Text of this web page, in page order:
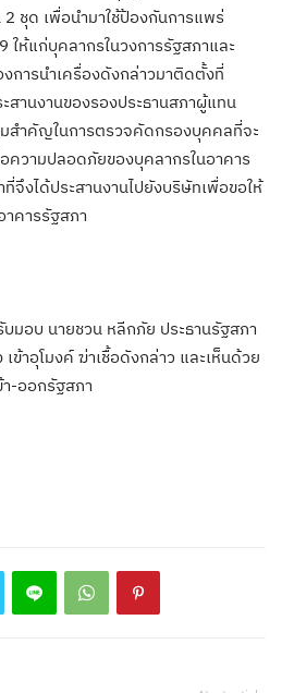
ชุด เพื่อนำมาใช้ป้องกันการแพร่
ให้แก่บุคลากรในวงการรัฐสภาและ
การนำเครื่องดังกล่าวมาติดตั้งที่
สานงานของรองประธานสภาผู้แทน
สำคัญในการตรวจคัดกรองบุคคลที่จะ
ความปลอดภัยของบุคลากรในอาคาร
งได้ประสานงานไปยังบริษัทเพื่อขอให้
คารรัฐสภา
มอบ นายชวน หลีกภัย ประธานรัฐสภา
ข้าอุโมงค์ ฆ่าเชื้อดังกล่าว และเห็นด้วย
า-ออกรัฐสภา